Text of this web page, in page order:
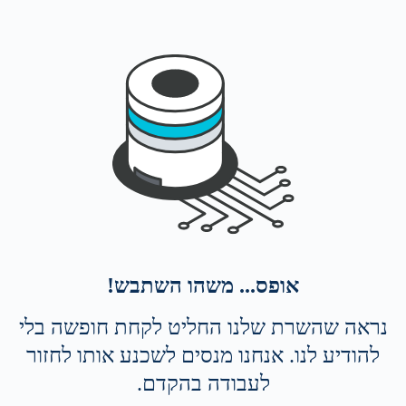
אופס... משהו השתבש!
נראה שהשרת שלנו החליט לקחת חופשה בלי
להודיע לנו. אנחנו מנסים לשכנע אותו לחזור
לעבודה בהקדם.